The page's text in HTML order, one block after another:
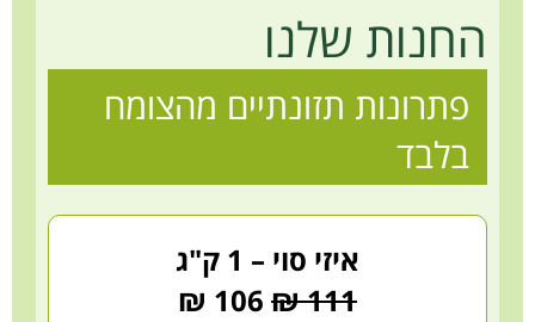
החנות שלנו
פתרונות תזונתיים מהצומח
בלבד
איזי סוי – 1 ק"ג
111 ₪
106 ₪